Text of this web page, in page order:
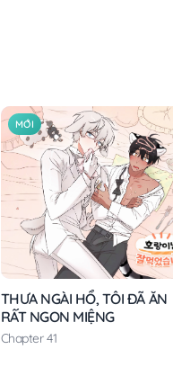
MỚI
THƯA NGÀI HỔ, TÔI ĐÃ ĂN
RẤT NGON MIỆNG
Chapter 41